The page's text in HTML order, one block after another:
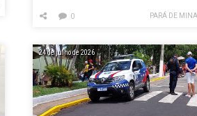
PARÁ DE
0
24 de julho de 2026